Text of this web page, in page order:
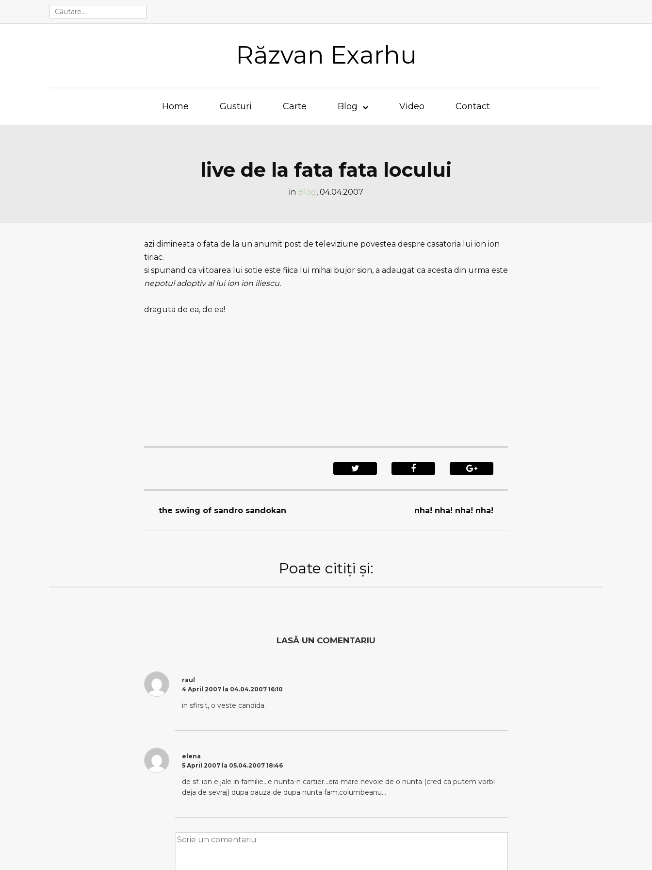
Răzvan Exarhu
Home Gusturi Carte Blog Video Contact
live de la fata fata locului
in Blog, 04.04.2007
azi dimineata o fata de la un anumit post de televiziune povestea despre casatoria lui ion ion
tiriac.
si spunand ca viitoarea lui sotie este fiica lui mihai bujor sion, a adaugat ca acesta din urma este
nepotul adoptiv al lui ion ion iliescu.
draguta de ea, de ea!
the swing of sandro sandokan nha! nha! nha! nha!
Poate citiți și:
LASĂ UN COMENTARIU
raul
4 April 2007 la 04.04.2007 16:10
in sfirsit, o veste candida.
elena
5 April 2007 la 05.04.2007 18:46
de sf. ion e jale in familie…e nunta-n cartier…era mare nevoie de o nunta (cred ca putem vorbi
deja de sevraj) dupa pauza de dupa nunta fam.columbeanu…